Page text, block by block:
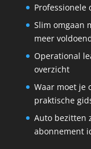
Slim omgaan
meer
Operational
overzicht
Waar moet je
praktische
Auto bezitten
abonnement